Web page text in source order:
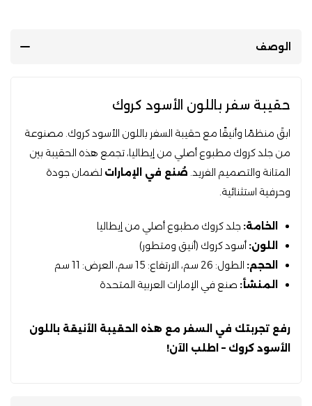
الوصف
حقيبة سفر باللون الأسود كروك
ابقَ منظمًا وأنيقًا مع حقيبة السفر باللون الأسود كروك. مصنوعة
من جلد كروك مطبوع أصلي من إيطاليا، تجمع هذه الحقيبة بين
المتانة والتصميم الفريد. صُنع في الإمارات لضمان جودة
وحرفية استثنائية.
الخامة: جلد كروك مطبوع أصلي من إيطاليا
اللون: أسود كروك (أنيق ومتطور)
الحجم: الطول: 26 سم، الارتفاع: 15 سم، العرض: 11 سم
المنشأ: صنع في الإمارات العربية المتحدة
رفع تجربتك في السفر مع هذه الحقيبة الأنيقة باللون
الأسود كروك – اطلب الآن!